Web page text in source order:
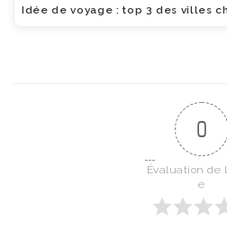
Idée de voyage : top 3 des villes
0
Évaluation de
e